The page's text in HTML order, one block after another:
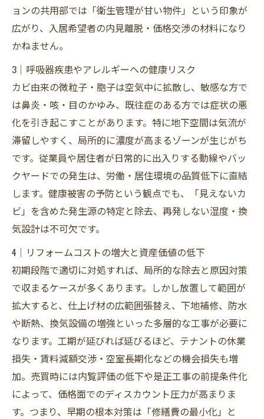
ョンの共用部では「衛生管理が甘い物件」という印象が
広がり、入居希望者の内見離脱・価格交渉の材料になり
かねません。
3｜呼吸器疾患やアレルギーへの健康リスク
カビ由来の微粒子・胞子は空気中に拡散し、敏感な方で
は鼻炎・咳・目のかゆみ、既往症のある方では症状の悪
化を引き起こすことがあります。特に地下空間は気流が
滞留しやすく、局所的に濃度が高まるゾーンが生じがち
です。従業員や居住者が日常的に出入りする動線やバッ
クヤードでの発生は、労働・居住環境の品質低下に直結
します。健康被害の予防という観点でも、「見えないカ
ビ」を含めた発生源の特定と除去、再発しない湿度・換
気設計は不可欠です。
4｜リフォームコストの増大と資産価値の低下
初期段階で適切に対処すれば、局所的な除去と原因対策
で収まるケースが多くあります。しかし放置して範囲が
拡大すると、仕上げ材の広範囲張替え、下地補修、防水
や断熱、換気設備の増強といった多層的な工事が必要に
なります。工期が延びれば延びるほど、テナントの休業
損失・賃料減額交渉・空室長期化などの機会損失も増
加。売買時には内覧評価の低下や是正工事の前提条件化
によって、価格面でのディスカウント圧力が高まりま
す。つまり、早期の根本対策は「修繕費の最小化」と